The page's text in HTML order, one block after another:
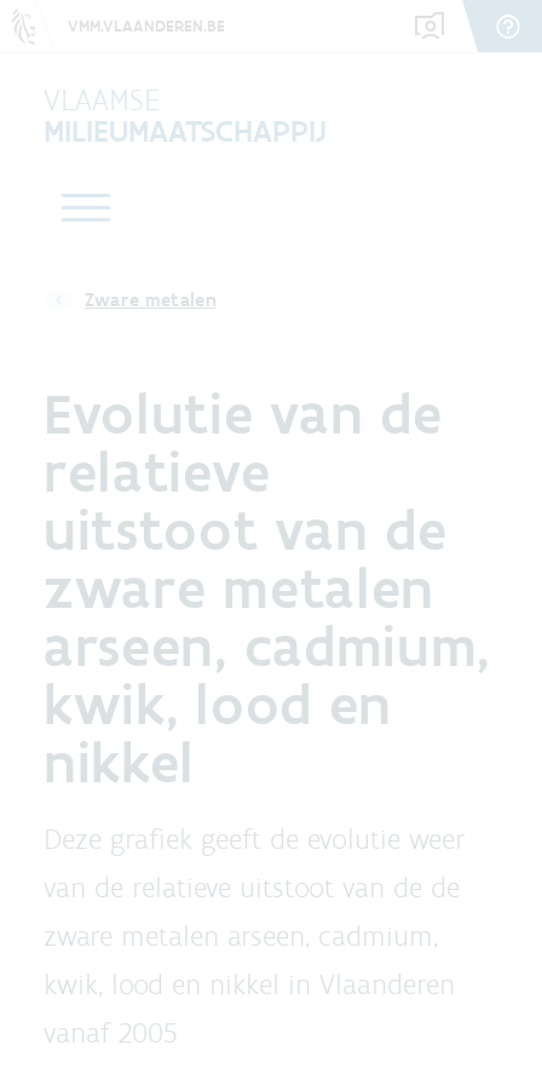
VMM.VLAANDEREN.BE
VLAAMSE
MILIEUMAATSCHAPPIJ
Zware metalen
Evolutie van de
relatieve
uitstoot van de
zware metalen
arseen, cadmium,
kwik, lood en
nikkel
Deze grafiek geeft de evolutie weer
van de relatieve uitstoot van de de
zware metalen arseen, cadmium,
kwik, lood en nikkel in Vlaanderen
vanaf 2005